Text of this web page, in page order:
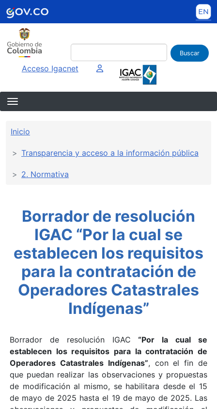
Pasar al contenido principal
Buscar
Acceso Igacnet Imagen interna
Sobrescribir enlaces de ayuda a la
Inicio
Transparencia y acceso a la información pública
2. Normativa
Borrador de resolución
IGAC “Por la cual se
establecen los requisitos
para la contratación de
Operadores Catastrales
Indígenas”
Borrador de resolución IGAC“Por la cual se
establecen los requisitos para la contratación de
Operadores Catastrales Indígenas”, con el fin de
que puedan realizar las observaciones y propuestas
de modificación al mismo, se habilitara desde el 15
de mayo de 2025 hasta el 19 de mayo de 2025. Las